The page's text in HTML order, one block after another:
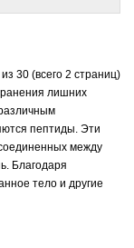
30 (всего 2 страниц)
лишних
пептиды. Эти
между
Благодаря
тело и другие